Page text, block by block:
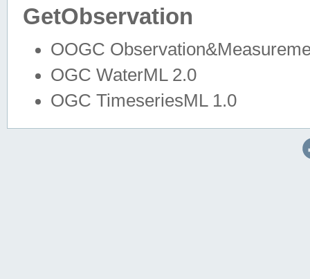
GetObservation
OOGC
OGC WaterML 2.0
OGC TimeseriesML 1.0